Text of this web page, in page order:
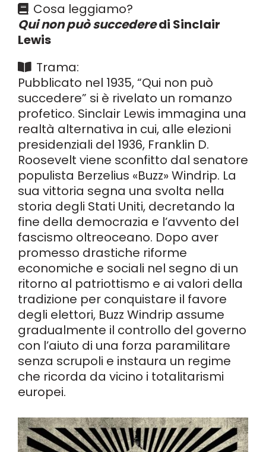
Cosa leggiamo?
Qui non può succederedi Sinclair
Lewis
Trama:
Pubblicato nel 1935, “Qui non può
succedere” si è rivelato un romanzo
profetico. Sinclair Lewis immagina una
realtà alternativa in cui, alle elezioni
presidenziali del 1936, Franklin D.
Roosevelt viene sconfitto dal senatore
populista Berzelius «Buzz» Windrip. La
sua vittoria segna una svolta nella
storia degli Stati Uniti, decretando la
fine della democrazia e l’avvento del
fascismo oltreoceano. Dopo aver
promesso drastiche riforme
economiche e sociali nel segno di un
ritorno al patriottismo e ai valori della
tradizione per conquistare il favore
degli elettori, Buzz Windrip assume
gradualmente il controllo del governo
con l’aiuto di una forza paramilitare
senza scrupoli e instaura un regime
che ricorda da vicino i totalitarismi
europei.